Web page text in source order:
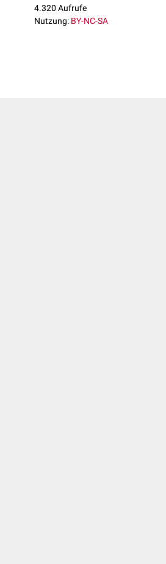
4.320 Aufrufe
Nutzung: BY-NC-SA